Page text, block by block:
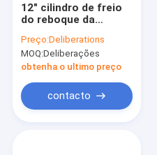
12" cilindro de freio
do reboque da
Preço:Deliberations
MOQ:Deliberações
obtenha o ultimo preço
contacto